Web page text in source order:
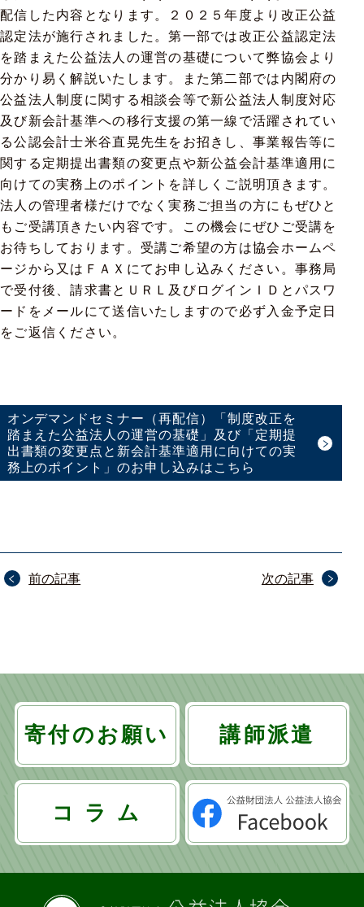
配信した内容となります。２０２５年度より改正公益
認定法が施行されました。第一部では改正公益認定法
を踏まえた公益法人の運営の基礎について弊協会より
分かり易く解説いたします。また第二部では内閣府の
公益法人制度に関する相談会等で新公益法人制度対応
及び新会計基準への移行支援の第一線で活躍されてい
る公認会計士米谷直晃先生をお招きし、事業報告等に
関する定期提出書類の変更点や新公益会計基準適用に
向けての実務上のポイントを詳しくご説明頂きます。
法人の管理者様だけでなく実務ご担当の方にもぜひと
もご受講頂きたい内容です。この機会にぜひご受講を
お待ちしております。受講ご希望の方は協会ホームペ
ージから又はＦＡＸにてお申し込みください。事務局
で受付後、請求書とＵＲＬ及びログインＩＤとパスワ
ードをメールにて送信いたしますので必ず入金予定日
をご返信ください。
オンデマンドセミナー（再配信）「制度改正を
踏まえた公益法人の運営の基礎」及び「定期提
出書類の変更点と新会計基準適用に向けての実
務上のポイント」のお申し込みはこちら
投
ゲ
シ
ョ
前の記事 次の記事
寄付のお願い 講師派遣
コ ラ ム